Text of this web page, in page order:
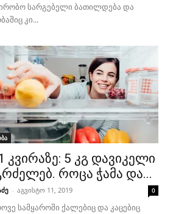
სარგებელი ბათილდება და
კი...
კვირაზე: 5 კგ დავიკელი
როცა ჭამა და...
- აგვისტო 11, 2019 0
სამყაროში ქალებიც და კაცებიც